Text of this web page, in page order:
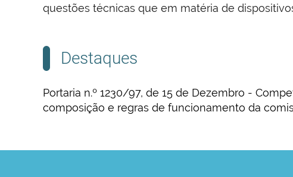
questões técnicas que em matéria de
Destaques
Portaria n.º 1230/97, de 15 de Dezembro -
composição e regras de funcionamento da